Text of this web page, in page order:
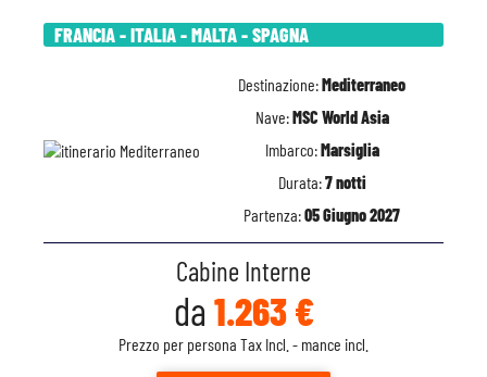
FRANCIA - ITALIA - MALTA - SPAGNA
Destinazione:Mediterraneo
Nave:MSC World Asia
Imbarco:Marsiglia
Durata:7 notti
Partenza:05 Giugno 2027
Cabine Interne
da 1.263 €
Prezzo per persona Tax Incl. - mance incl.